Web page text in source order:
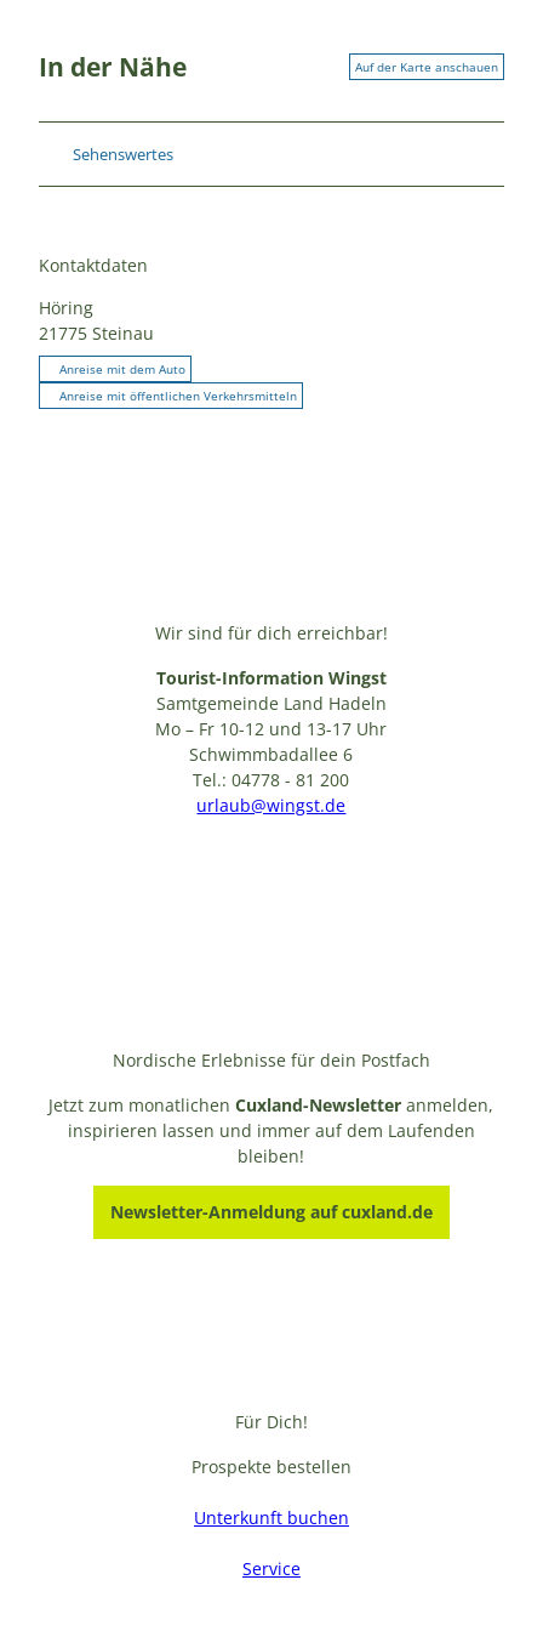
In der Nähe Auf der Karte anschauen
Sehenswertes
Kontaktdaten
Höring
21775 Steinau
Anreise mit dem Auto
Anreise mit öffentlichen Verkehrsmitteln
Wir sind für dich erreichbar!
Tourist-Information Wingst
Samtgemeinde Land Hadeln
Mo – Fr 10-12 und 13-17 Uhr
Schwimmbadallee 6
Tel.: 04778 - 81 200
urlaub@wingst.de
Nordische Erlebnisse für dein Postfach
Jetzt zum monatlichenCuxland-Newsletter anmelden,
inspirieren lassen und immer auf dem Laufenden
bleiben!
Newsletter-Anmeldung auf cuxland.de
Für Dich!
Prospekte bestellen
Unterkunft buchen
Service